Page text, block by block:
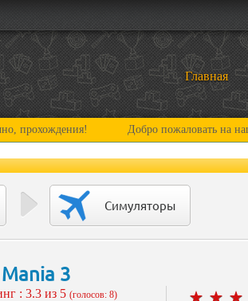
Главная
Добро пожаловать на наш сайт! У
Симуляторы
3
: 3.3 из 5 (голосов: 8)